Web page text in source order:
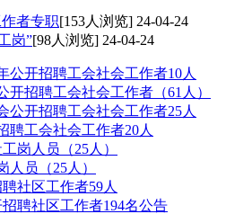
者专职[153人浏览] 24-04-24
岗”[98人浏览] 24-04-24
公开招聘工会社会工作者10人
开招聘工会社会工作者（61人）
公开招聘工会社会工作者25人
聘工会社会工作者20人
岗人员（25人）
人员（25人）
社区工作者59人
聘社区工作者194名公告